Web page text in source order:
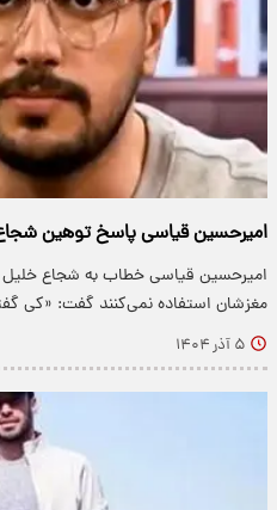
امیرحسین قیاسی پاسخ توهین شجاع
امیرحسین قیاسی خطاب به شجاع خلیل
مغزشان استفاده نمی‌کنند گفت:‌ «کی
۵ آذر ۱۴۰۴